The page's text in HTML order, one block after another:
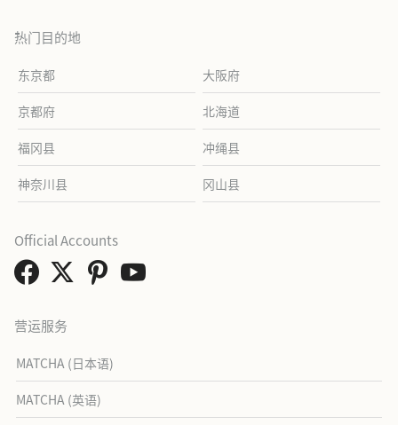
热门目的地
东京都 大阪府
京都府 北海道
福冈县 冲绳县
神奈川县 冈山县
营运服务
MATCHA (日本语)
MATCHA (英语)
Official Accounts